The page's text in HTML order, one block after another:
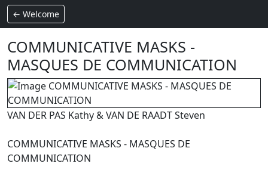
← Welcome
COMMUNICATIVE MASKS -
MASQUES DE COMMUNICATION
VAN DER PAS Kathy & VAN DE RAADT Steven
COMMUNICATIVE MASKS - MASQUES DE
COMMUNICATION